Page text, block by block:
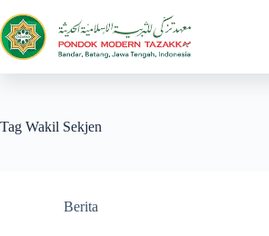
Tag Wakil Sekjen
Berita